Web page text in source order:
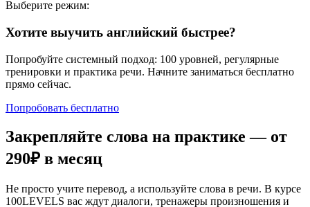
Выберите режим:
Хотите выучить английский быстрее?
Попробуйте системный подход: 100 уровней, регулярные
тренировки и практика речи. Начните заниматься бесплатно
прямо сейчас.
Попробовать бесплатно
Закрепляйте слова на практике — от
290₽ в месяц
Не просто учите перевод, а используйте слова в речи. В курсе
100LEVELS вас ждут диалоги, тренажеры произношения и